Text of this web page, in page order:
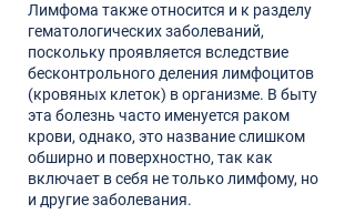
Лимфома также относится и к разделу
гематологических заболеваний,
поскольку проявляется вследствие
бесконтрольного деления лимфоцитов
(кровяных клеток) в организме. В быту
эта болезнь часто именуется раком
крови, однако, это название слишком
обширно и поверхностно, так как
включает в себя не только лимфому, но
и другие заболевания.